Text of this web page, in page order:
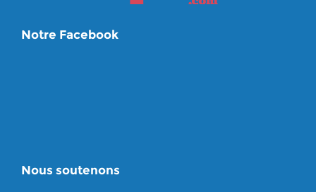
Notre Facebook
Nous soutenons